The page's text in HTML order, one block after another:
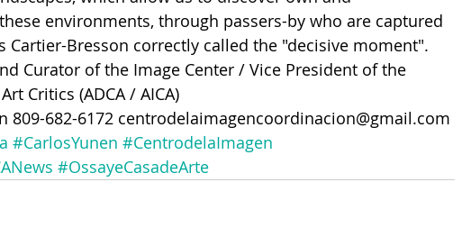
environments, through passers-by who are captured
Cartier-Bresson correctly called the "decisive moment".
Curator of the Image Center / Vice President of the
Critics (ADCA / AICA)
809-682-6172 centrodelaimagencoordinacion@gmail.com
#CarlosYunen #CentrodelaImagen
#OssayeCasadeArte